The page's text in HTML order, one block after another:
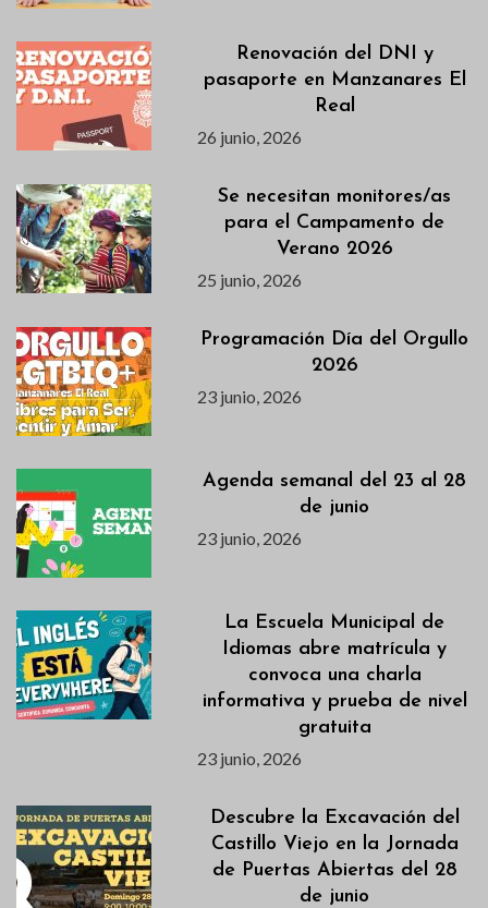
Renovación del DNI y
pasaporte en Manzanares El
Real
26 junio, 2026
Se necesitan monitores/as
para el Campamento de
Verano 2026
25 junio, 2026
Programación Día del Orgullo
2026
23 junio, 2026
Agenda semanal del 23 al 28
de junio
23 junio, 2026
La Escuela Municipal de
Idiomas abre matrícula y
convoca una charla
informativa y prueba de nivel
gratuita
23 junio, 2026
Descubre la Excavación del
Castillo Viejo en la Jornada
de Puertas Abiertas del 28
de junio